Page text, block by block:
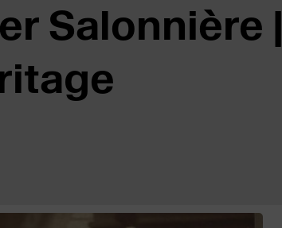
Salonnière |